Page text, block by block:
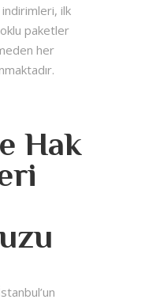
ilk
paketler
her
Hak